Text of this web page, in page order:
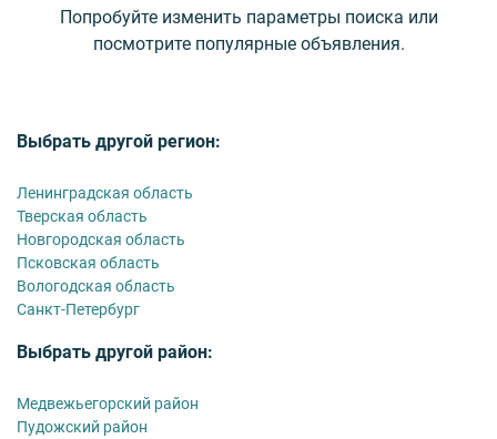
Попробуйте изменить параметры поиска или
посмотрите популярные объявления.
Выбрать другой регион:
Ленинградская область
Тверская область
Новгородская область
Псковская область
Вологодская область
Санкт-Петербург
Выбрать другой район:
Медвежьегорский район
Пудожский район